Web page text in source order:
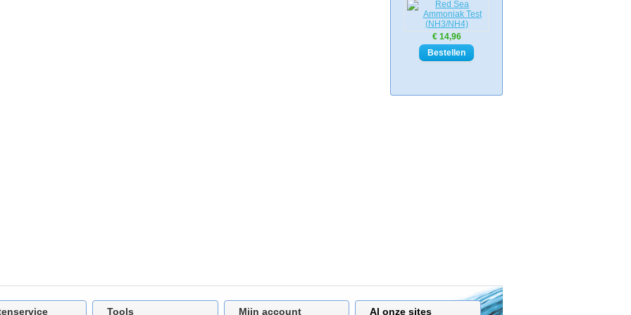
€ 14,96
Tools Mijn account Al onze sites